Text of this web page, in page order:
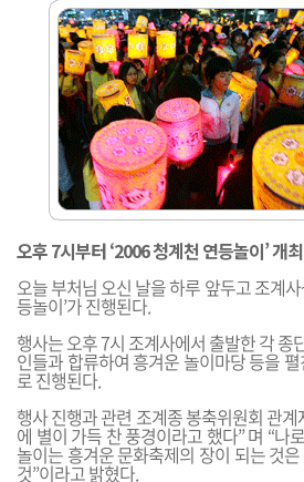
오후 7시부터 ‘2006 청계천 연등놀이’ 개최
오늘 부처님 오신 날을 하루 앞두고 조계
등놀이’가 진행된다.
행사는 오후 7시 조계사에서 출발한 각
인들과 합류하여 흥겨운 놀이마당 등을
로 진행된다.
행사 진행과 관련 조계종 봉축위원회 관
에 별이 가득 찬 풍경이라고 했다” 며 “나
놀이는 흥겨운 문화축제의 장이 되는 것
것”이라고 밝혔다.